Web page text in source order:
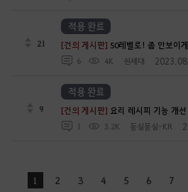
21 [건의 게시판] 50레벨로! 좀 안보이
6 4K 쉰세대
적용 완료
9 [건의 게시판] 요리 레시피 기능 개
1 3.2K 둥실뭉실-KR
적용 완료
1 2 3 4 5 6 7